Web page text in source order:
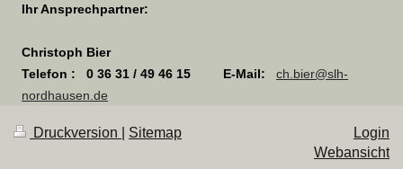
Ihr Ansprechpartner:
Christoph Bier
Telefon : 0 36 31 / 49 46 15 E-Mail: ch.bier@slh-
nordhausen.de
Druckversion Sitemap
Login
Webansicht